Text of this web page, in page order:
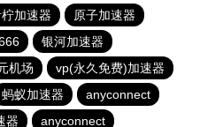
加速器
原子加速器
银河加速器
机场
vp(永久免费)加速器
蚂蚁加速器
anyconnect
器
anyconnect